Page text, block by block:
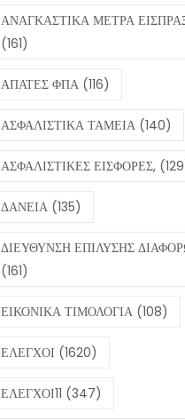
ΑΝΑΓΚΑΣΤΙΚΑ ΜΕΤΡΑ
(161)
ΑΠΑΤΕΣ ΦΠΑ (116)
ΑΣΦΑΛΙΣΤΙΚΑ ΤΑΜΕΙΑ (140)
ΑΣΦΑΛΙΣΤΙΚΕΣ ΕΙΣΦΟΡΕΣ,
ΔΑΝΕΙΑ (135)
ΔΙΕΥΘΥΝΣΗ ΕΠΙΛΥΣΗΣ
(161)
ΕΙΚΟΝΙΚΑ ΤΙΜΟΛΟΓΙΑ (108)
ΕΛΕΓΧΟΙ (1620)
ΕΛΕΓΧΟΙ11 (347)